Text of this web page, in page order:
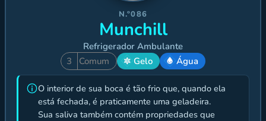
N.º086
Munchill
Refrigerador Ambulante
3
Comum Gelo Água
O interior de sua boca é tão frio que, quando ela
está fechada, é praticamente uma geladeira.
Sua saliva também contém propriedades que